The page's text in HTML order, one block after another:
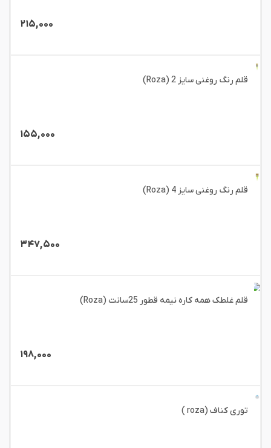
۲۱۵,۰۰۰
قلم رنگ روغنی سایز 2 (Roza)
۱۵۵,۰۰۰
قلم رنگ روغنی سایز 4 (Roza)
۳۴۷,۵۰۰
قلم غلطک همه کاره نیمه قطور 25سانت (Roza)
۱۹۸,۰۰۰
توری کناف (roza )